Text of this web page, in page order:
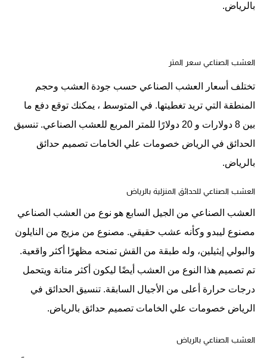
بالرياض.
العشب الصناعي سعر المتر
تختلف أسعار العشب الصناعي حسب جودة العشب وحجم
المنطقة التي تريد تغطيتها. في المتوسط ​​، يمكنك توقع دفع ما
بين 8 دولارات و 20 دولارًا للمتر المربع للعشب الصناعي. تنسيق
الحدائق في الرياض خصومات علي الخامات تصميم حدائق
بالرياض.
العشب الصناعي للحدائق المنزلية بالرياض
العشب الصناعي من الجيل السابع هو نوع من العشب الصناعي
مصنوع ليبدو وكأنه عشب حقيقي. مصنوع من مزيج من النايلون
والبولي إيثيلين، وله طبقة من القش تمنحه مظهرًا أكثر واقعية.
تم تصميم هذا النوع من العشب أيضًا ليكون أكثر متانة ويتحمل
درجات حرارة أعلى من الأجيال السابقة. تنسيق الحدائق في
الرياض خصومات علي الخامات تصميم حدائق بالرياض.
العشب الصناعي بالرياض